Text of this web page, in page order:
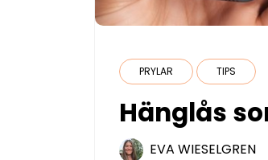
PRYLAR TIPS
Hänglås
EVA WIESELGREN